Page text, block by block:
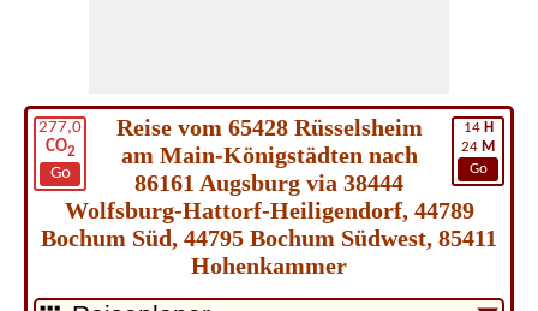
277,0
CO2
Go
14 H
24 M
Go
Reise vom 65428 Rüsselsheim
am Main-Königstädten nach
86161 Augsburg via 38444
Wolfsburg-Hattorf-Heiligendorf, 44789
Bochum Süd, 44795 Bochum Südwest, 85411
Hohenkammer